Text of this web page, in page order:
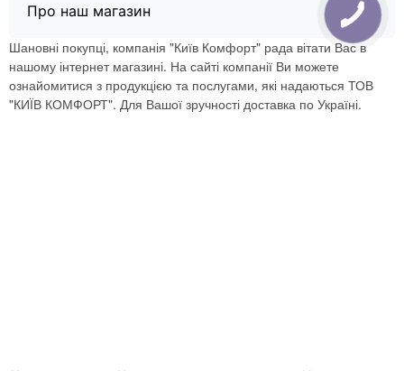
Про наш магазин
Шановні покупці, компанія "Київ Комфорт" рада вітати Вас в
нашому інтернет магазині. На сайті компанії Ви можете
ознайомитися з продукцією та послугами, які надаються ТОВ
"КИЇВ КОМФОРТ". Для Вашої зручності доставка по Україні.